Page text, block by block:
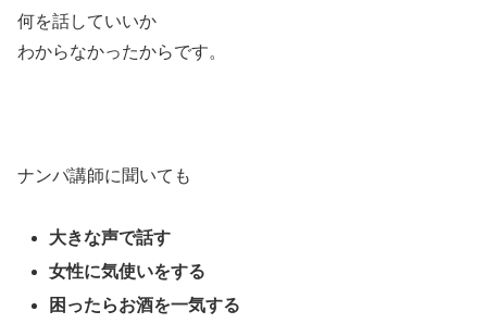
何を話していいか
わからなかったからです。
ナンパ講師に聞いても
大きな声で話す
女性に気使いをする
困ったらお酒を一気する